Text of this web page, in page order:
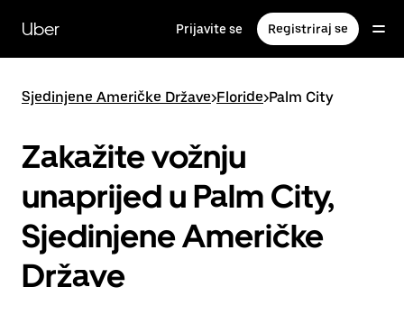
glavni
sadržaj
Uber Prijavite se Registriraj se
Sjedinjene Američke Države>Floride>Palm City
Zakažite vožnju
unaprijed u Palm City,
Sjedinjene Američke
Države